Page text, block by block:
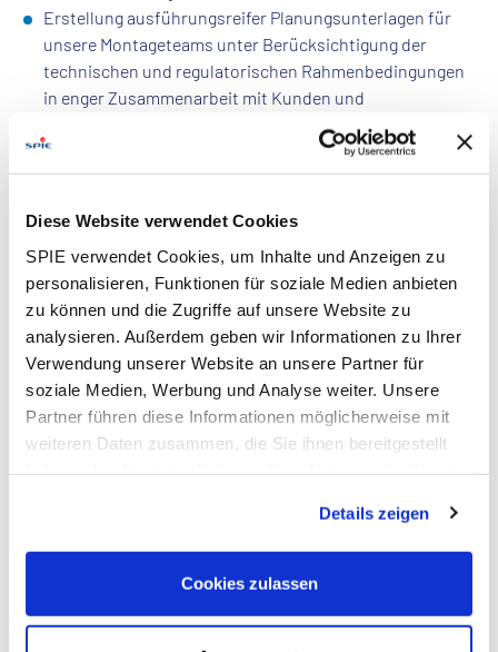
Diese Website verwendet Cookies
SPIE verwendet Cookies, um Inhalte und Anzeigen zu
personalisieren, Funktionen für soziale Medien anbieten
zu können und die Zugriffe auf unsere Website zu
analysieren. Außerdem geben wir Informationen zu Ihrer
Verwendung unserer Website an unsere Partner für
soziale Medien, Werbung und Analyse weiter. Unsere
Partner führen diese Informationen möglicherweise mit
weiteren Daten zusammen, die Sie ihnen bereitgestellt
Verarbeitung Ihrer Daten in den USA ein. Alle weiteren
Informationen zu Cookies finden Sie in unseren
Datenschutzhinweisen.
Details zeigen
Cookies zulassen
Erstellung ausführungsreifer Planungsunterlagen für
unsere Montageteams unter Berücksichtigung der
technischen und regulatorischen Rahmenbedingungen
in enger Zusammenarbeit mit Kunden und
Eigenverantwortliche Erstellung der Primärplanung
mittels AutoCAD 3D oder Primtech sowie der
Kurzschlussberechnungen, Blitzschutz, etc.) und
Stücklisten
Ansprechperson für die Kolleg:innen der Baustellen und
Beratung bei allen primärtechnischen Fragestellungen
und Bestellprozessen von Montagematerial (z.B.
Hochspannungsklemmen, etc.)
Steuerung sowie Erstellung von Vorgaben in der
Projektabwicklung, Plausibilitäts- und Qualitätsprüfung
von externen Ingenieurdienstleistungen sowie
Abstimmungen mit unseren Kunden
Profil
Ingenieur / Bachelor / Master im Bereich Elektrotechnik
oder Wirtschaftsingenieurwesen, idealerweise mit dem